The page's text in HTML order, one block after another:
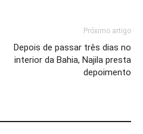
Próximo artigo
Depois de passar três dias no
interior da Bahia, Najila presta
depoimento